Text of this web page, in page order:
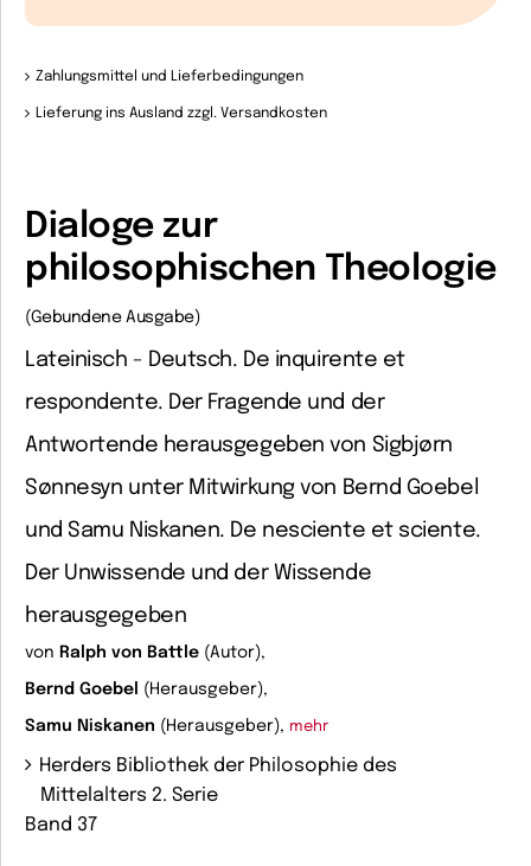
Zahlungsmittel und Lieferbedingungen
Lieferung ins Ausland zzgl. Versandkosten
Dialoge zur
philosophischen Theologie
(Gebundene Ausgabe)
Lateinisch - Deutsch. De inquirente et
respondente. Der Fragende und der
Antwortende herausgegeben von Sigbjørn
Sønnesyn unter Mitwirkung von Bernd Goebel
und Samu Niskanen. De nesciente et sciente.
Der Unwissende und der Wissende
herausgegeben
von Ralph von Battle (Autor),
Bernd Goebel (Herausgeber),
Samu Niskanen (Herausgeber), mehr
Herders Bibliothek der Philosophie des
Mittelalters 2. Serie
Band 37